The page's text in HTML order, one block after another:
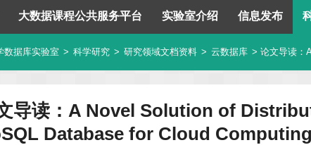
大数据课程公共服务平台 实验室介绍 信息发布
数据库实验室 > 科学研究 > 研究领域文档资料 > 云数据库 > 论文导读：
导读：A Novel Solution of
Database for Cloud Computing